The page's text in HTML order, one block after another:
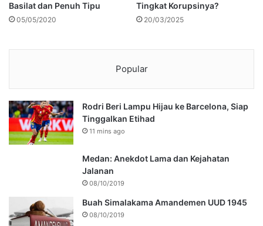
Basilat dan Penuh Tipu
05/05/2020
Tingkat Korupsinya?
20/03/2025
Popular
Rodri Beri Lampu Hijau ke Barcelona, Siap
Tinggalkan Etihad
11 mins ago
Medan: Anekdot Lama dan Kejahatan
Jalanan
08/10/2019
Buah Simalakama Amandemen UUD 1945
08/10/2019